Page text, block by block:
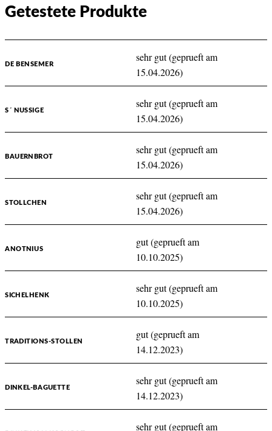
Getestete Produkte
DE BENSEMER
sehr gut (geprueft am
15.04.2026)
S´ NUSSIGE
sehr gut (geprueft am
15.04.2026)
BAUERNBROT
sehr gut (geprueft am
15.04.2026)
STOLLCHEN
sehr gut (geprueft am
15.04.2026)
ANOTNIUS
gut (geprueft am
10.10.2025)
SICHELHENK
sehr gut (geprueft am
10.10.2025)
TRADITIONS-STOLLEN
gut (geprueft am
14.12.2023)
DINKEL-BAGUETTE
sehr gut (geprueft am
14.12.2023)
sehr gut (geprueft am